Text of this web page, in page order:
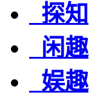
探知
闲趣
娱趣